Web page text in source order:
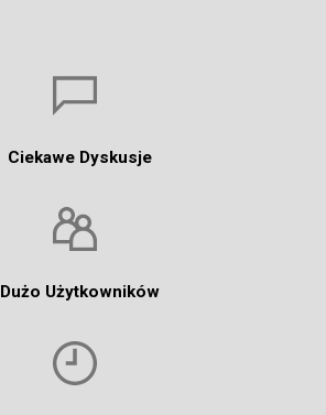
Ciekawe Dyskusje
Dużo Użytkowników